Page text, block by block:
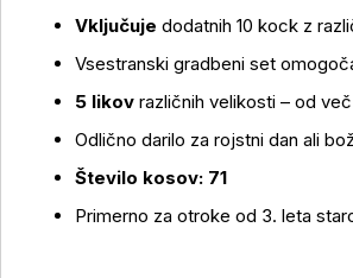
Vključuje dodatnih 10 kock z
Vsestranski gradbeni set
5 likov različnih velikosti – od
Odlično darilo za rojstni dan ali
Število kosov: 71
Primerno za otroke od 3. leta